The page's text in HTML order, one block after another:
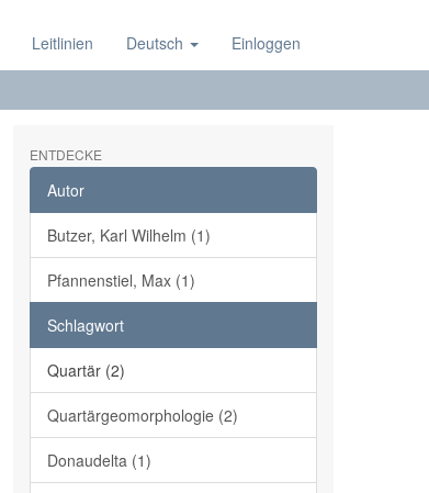
Leitlinien Deutsch Einloggen
ENTDECKE
Autor
Butzer, Karl Wilhelm (1)
Pfannenstiel, Max (1)
Schlagwort
Quartär (2)
Quartärgeomorphologie (2)
Donaudelta (1)